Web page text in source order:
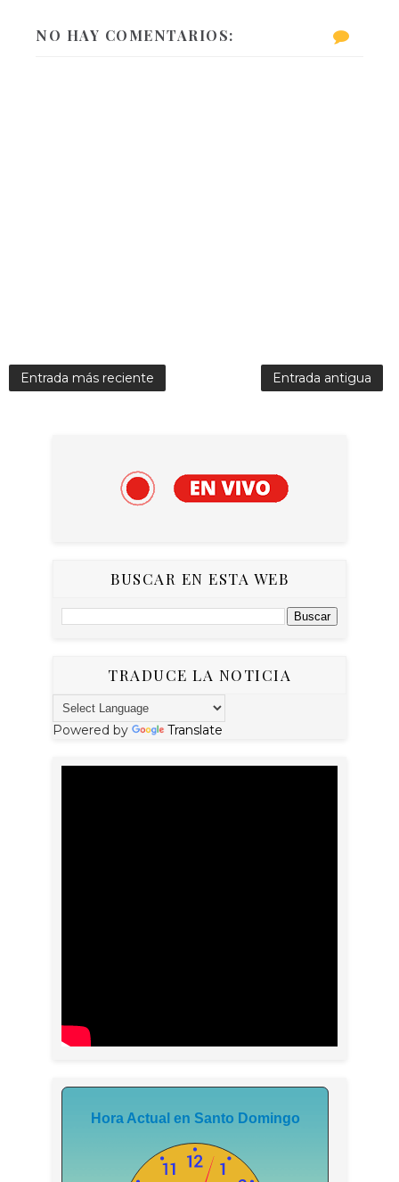
NO HAY COMENTARIOS:
Entrada más reciente Entrada antigua
BUSCAR EN ESTA WEB
TRADUCE LA NOTICIA
Powered by Translate
Hora Actual en Santo Domingo